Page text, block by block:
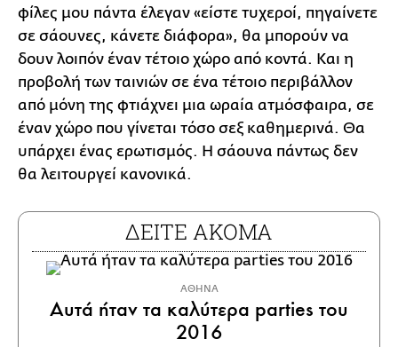
φίλες μου πάντα έλεγαν «είστε τυχεροί, πηγαίνετε
σε σάουνες, κάνετε διάφορα», θα μπορούν να
δουν λοιπόν έναν τέτοιο χώρο από κοντά. Και η
προβολή των ταινιών σε ένα τέτοιο περιβάλλον
από μόνη της φτιάχνει μια ωραία ατμόσφαιρα, σε
έναν χώρο που γίνεται τόσο σεξ καθημερινά. Θα
υπάρχει ένας ερωτισμός. Η σάουνα πάντως δεν
θα λειτουργεί κανονικά.
ΔΕΙΤΕ ΑΚΟΜΑ
ΑΘΗΝΑ
Αυτά ήταν τα καλύτερα parties του
2016